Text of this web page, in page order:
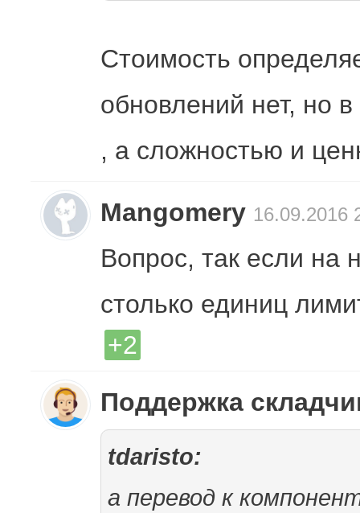
Стоимость
обновлений нет, но
, а сложностью и
Mangomery 16.09.2016
Вопрос, так если на
столько единиц
+2
Поддержка
tdaristo:
а перевод к